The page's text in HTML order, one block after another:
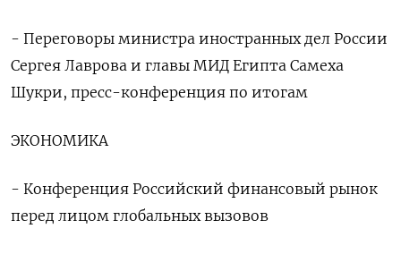
- Переговоры министра иностранных дел России
Сергея Лаврова и главы МИД Египта Самеха
Шукри, пресс-конференция по итогам
ЭКОНОМИКА
- Конференция Российский финансовый рынок
перед лицом глобальных вызовов